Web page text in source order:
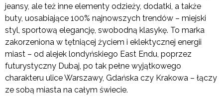
jeansy, ale też inne elementy odzieży, dodatki, a także
buty, uosabiające 100% najnowszych trendów – miejski
styl, sportową elegancję, swobodną klasykę. To marka
zakorzeniona w tętniącej życiem i eklektycznej energii
miast – od alejek londyńskiego East Endu, poprzez
futurystyczny Dubaj, po tak pełne wyjątkowego
charakteru ulice Warszawy, Gdańska czy Krakowa – łączy
ze sobą miasta na całym świecie.